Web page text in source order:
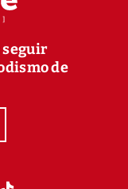
seguir
de